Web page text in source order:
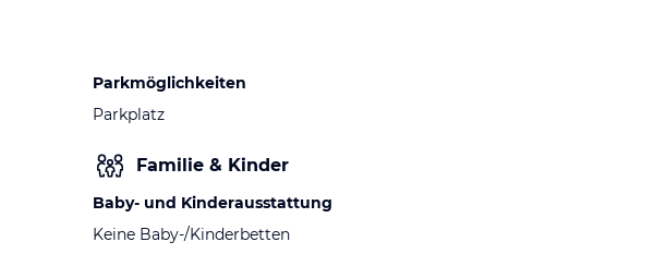
Parkmöglichkeiten
Parkplatz
Familie & Kinder
Baby- und Kinderausstattung
Keine Baby-/Kinderbetten